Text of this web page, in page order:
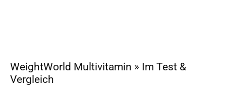
WeightWorld Multivitamin » Im Test &
Vergleich